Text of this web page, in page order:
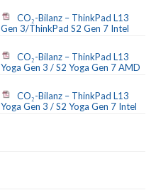
CO₂-Bilanz – ThinkPad L13
Gen 3/ThinkPad S2 Gen 7 Intel
CO₂-Bilanz – ThinkPad L13
Yoga Gen 3 / S2 Yoga Gen 7 AMD
CO₂-Bilanz – ThinkPad L13
Yoga Gen 3 / S2 Yoga Gen 7 Intel